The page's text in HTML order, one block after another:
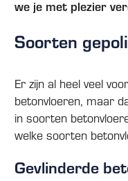
we je met plezier
Soorten
Er zijn al heel veel
betonvloeren, maar
in soorten
welke soorten
Gevlinderde